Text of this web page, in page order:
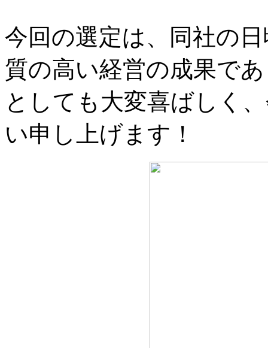
今回の選定は、同社の
質の高い経営の成果で
としても大変喜ばしく
い申し上げます！